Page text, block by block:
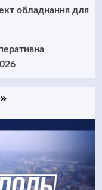
обладнання для